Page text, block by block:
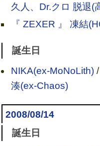
久人、Dr.クロ 脱退(
『 ZEXER 』 凍結
誕生日
NIKA(ex-MoNoLith)/
湊(ex-Chaos)
2008/08/14
誕生日